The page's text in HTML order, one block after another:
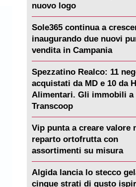
nuovo logo
Sole365 continua a
inaugurando due nuovi
vendita in Campania
Spezzatino Realco: 11
acquistati da MD e 10 da
Alimentari. Gli immobili a
Transcoop
Vip punta a creare valore
reparto ortofrutta con
assortimenti su misura
Algida lancia lo stecco
cinque strati di gusto